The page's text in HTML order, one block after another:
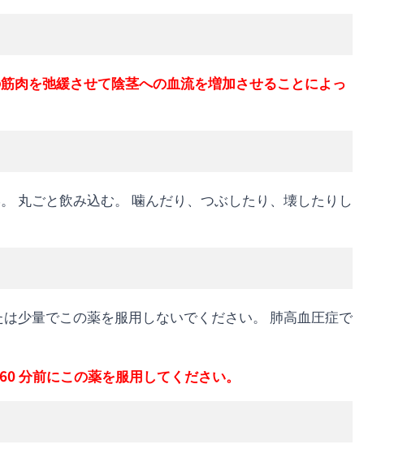
肉を弛緩させて陰茎への血流を増加させることによっ
丸ごと飲み込む。 噛んだり、つぶしたり、壊したりし
少量でこの薬を服用しないでください。 肺高血圧症で
分前にこの薬を服用してください。